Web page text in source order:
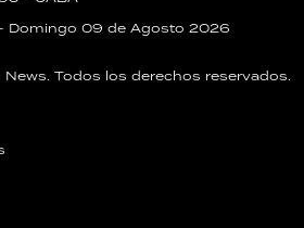
Domingo 09 de Agosto 2026
Todos los derechos reservados.